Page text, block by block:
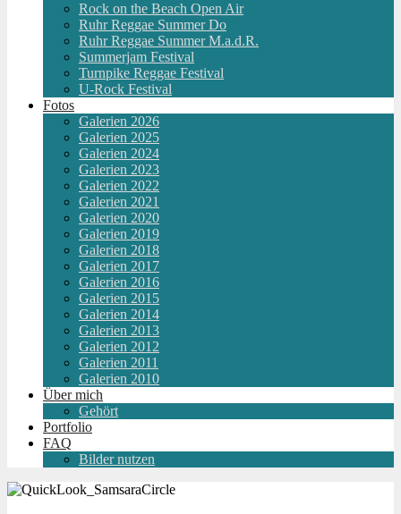
Rock on the Beach Open Air
Ruhr Reggae Summer Do
Ruhr Reggae Summer M.a.d.R.
Summerjam Festival
Turnpike Reggae Festival
U-Rock Festival
Fotos
Galerien 2026
Galerien 2025
Galerien 2024
Galerien 2023
Galerien 2022
Galerien 2021
Galerien 2020
Galerien 2019
Galerien 2018
Galerien 2017
Galerien 2016
Galerien 2015
Galerien 2014
Galerien 2013
Galerien 2012
Galerien 2011
Galerien 2010
Über mich
Gehört
Portfolio
FAQ
Bilder nutzen